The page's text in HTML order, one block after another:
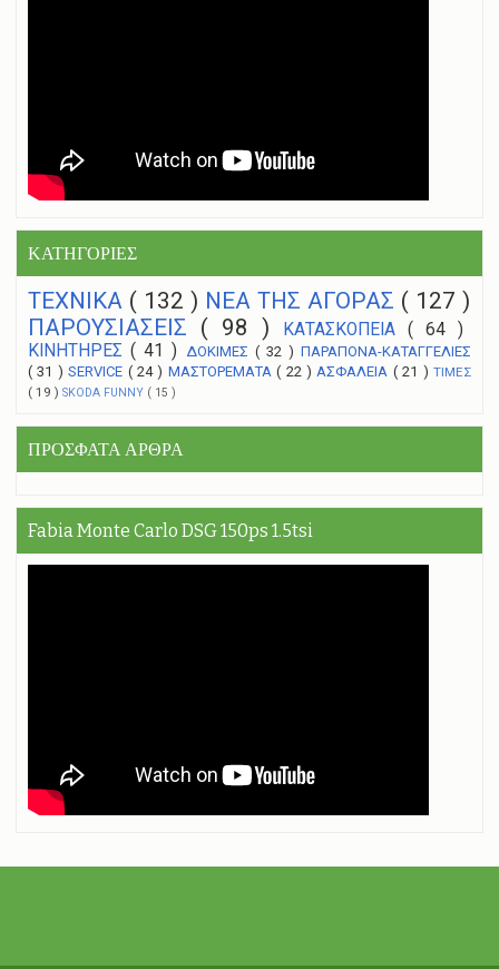
ΚΑΤΗΓΟΡΙΕΣ
ΤΕΧΝΙΚΑ ( 132 ) NEA THΣ ΑΓΟΡΑΣ ( 127 )
ΠΑΡΟΥΣΙΑΣΕΙΣ ( 98 ) ΚΑΤΑΣΚΟΠΕΙΑ ( 64 )
ΚΙΝΗΤΗΡΕΣ( 41 ) ΔΟΚΙΜΕΣ ( 32 ) ΠΑΡΑΠΟΝΑ-ΚΑΤΑΓΓΕΛΙΕΣ
( 31 )SERVICE ( 24 ) ΜΑΣΤΟΡΕΜΑΤΑ( 22 ) ΑΣΦΑΛΕΙΑ ( 21 )ΤΙΜΕΣ
( 19 ) SKODA FUNNY ( 15 )
ΠΡΟΣΦΑΤΑ ΑΡΘΡΑ
Fabia Monte Carlo DSG 150ps 1.5tsi